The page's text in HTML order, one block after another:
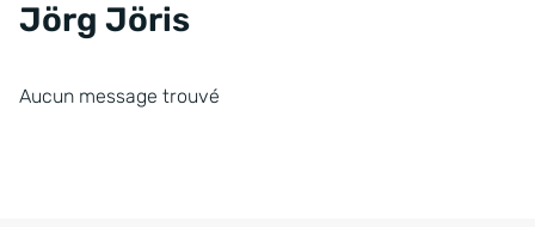
Jörg Jöris
Aucun message trouvé